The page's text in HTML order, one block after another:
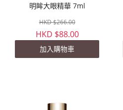
明眸大眼精華 7ml
HKD $266.00
HKD $88.00
加入購物車